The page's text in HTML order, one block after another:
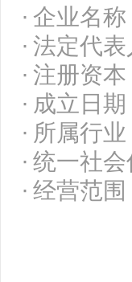
企业名称
法定代表
注册资本
成立日期
所属行业
统一社
经营范围